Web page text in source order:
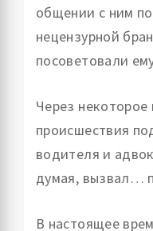
общении с ним
нецензурной
посоветовали
Через некоторое
происшествия
водителя и
думая, вызвал…
В настоящее